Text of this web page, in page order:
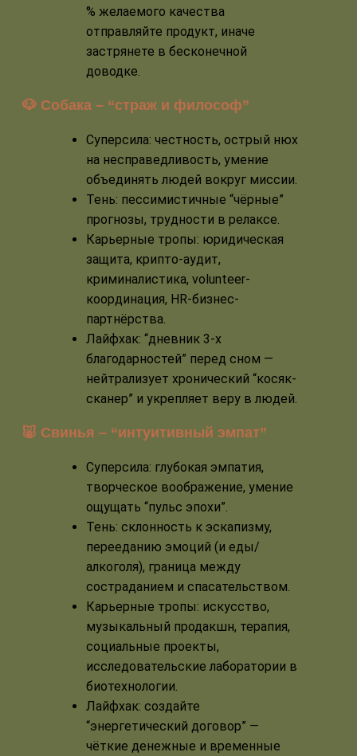
% желаемого качества
отправляйте продукт, иначе
застрянете в бесконечной
доводке.
🐶 Собака – “страж и философ”
Суперсила: честность, острый нюх
на несправедливость, умение
объединять людей вокруг миссии.
Тень: пессимистичные “чёрные”
прогнозы, трудности в релаксе.
Карьерные тропы: юридическая
защита, крипто-аудит,
криминалистика, volunteer-
координация, HR-бизнес-
партнёрства.
Лайфхак: “дневник 3-х
благодарностей” перед сном —
нейтрализует хронический “косяк-
сканер” и укрепляет веру в людей.
🐷 Свинья – “интуитивный эмпат”
Суперсила: глубокая эмпатия,
творческое воображение, умение
ощущать “пульс эпохи”.
Тень: склонность к эскапизму,
перееданию эмоций (и еды/
алкоголя), граница между
состраданием и спасательством.
Карьерные тропы: искусство,
музыкальный продакшн, терапия,
социальные проекты,
исследовательские лаборатории в
биотехнологии.
Лайфхак: создайте
“энергетический договор” —
чёткие денежные и временные